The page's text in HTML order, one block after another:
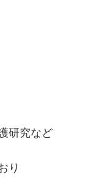
研究など
り